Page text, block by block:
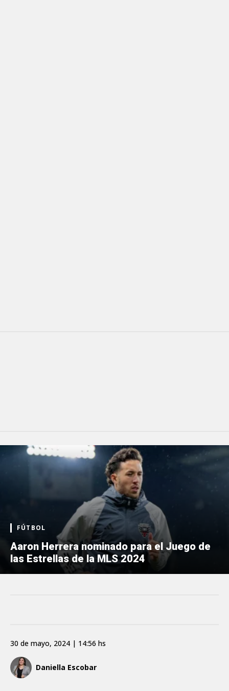
FÚTBOL
Aaron Herrera nominado para el Juego de
las Estrellas de la MLS 2024
Daniella Escobar
30 de mayo, 2024 | 14:56 hs